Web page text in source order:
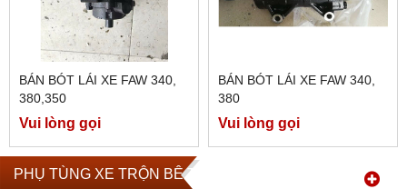
PHỤ TÙNG XE TRỘN BÊ TÔNG
BÁN BÓT LÁI XE FAW 340,
380,350
Vui lòng gọi
BÁN BÓT LÁI XE FAW 340,
380
Vui lòng gọi